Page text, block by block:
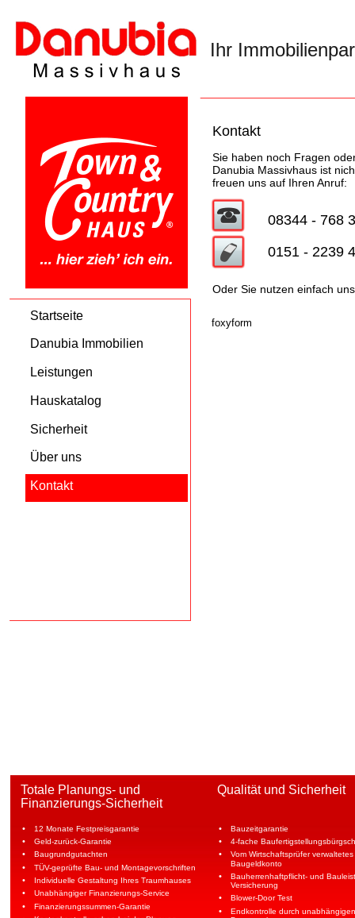
Startseite
Danubia Immobilien
Leistungen
Hauskatalog
Sicherheit
Über uns
Kontakt
Kontakt
Sie haben noch Fragen
Danubia Massivhaus ist
freuen uns auf Ihren Anruf:
Totale Planungs- und
Finanzierungs-Sicherheit
• 12 Monate Festpreisgarantie
• Geld-zurück-Garantie
• Baugrundgutachten
• TÜV-geprüfte Bau- und Montagevorschriften
• Individuelle Gestaltung Ihres Traumhauses
• Unabhängiger Finanzierungs-Service
• Finanzierungssummen-Garantie
Qualität und Sicherheit
• Bauzeitgarantie
• 4-fache
•
Vom Wirtschaftsprüfer verwaltetes
Baugeldkonto
•
Bauherrenhaftpflicht- und
Versicherung
• Blower-Door Test
•
Endkontrolle durch
08344 - 768
0151 - 2239
Oder Sie nutzen einfach
foxyform
Ihr